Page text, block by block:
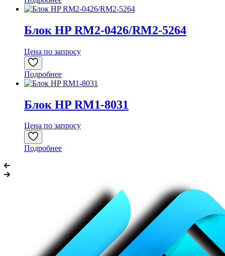
Блок HP RM2-0426/RM2-5264
Цена по запросу
Подробнее
Блок HP RM1-8031
Цена по запросу
Подробнее